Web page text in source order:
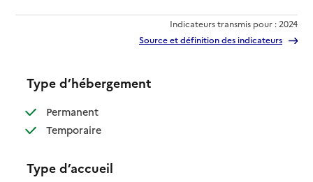
Indicateurs transmis pour : 2024
Source et définition des indicateurs
Type d’hébergement
Permanent: disponible
Temporaire: disponible
Type d’accueil